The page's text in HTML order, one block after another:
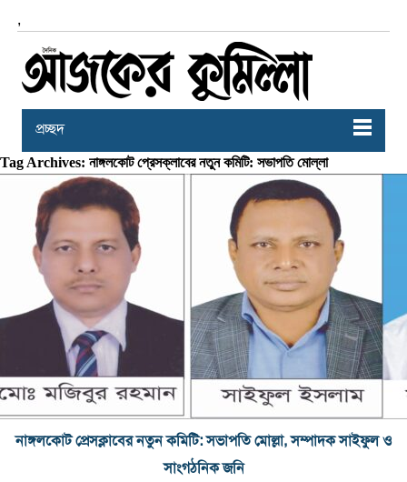
,
প্রচ্ছদ
Tag Archives: নাঙ্গলকোট প্রেসক্লাবের নতুন কমিটি: সভাপতি মোল্লা
নাঙ্গলকোট প্রেসক্লাবের নতুন কমিটি: সভাপতি মোল্লা, সম্পাদক সাইফুল ও
সাংগঠনিক জনি